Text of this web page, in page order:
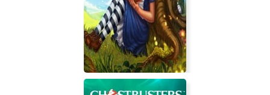
Планета гонщиков